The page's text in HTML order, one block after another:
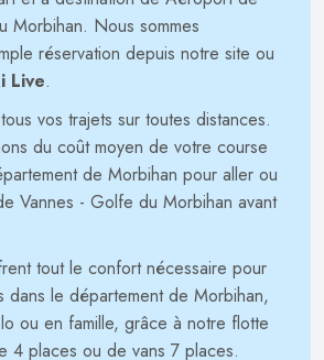
Morbihan. Nous sommes
réservation depuis notre site ou
Live.
vos trajets sur toutes distances.
du coût moyen de votre course
de Morbihan pour aller ou
Vannes - Golfe du Morbihan avant
tout le confort nécessaire pour
dans le département de Morbihan,
ou en famille, grâce à notre flotte
4 places ou de vans 7 places.